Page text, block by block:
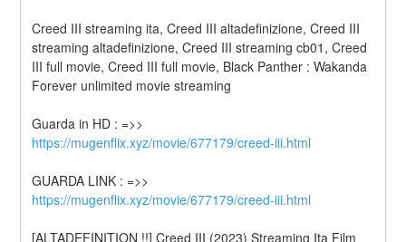
Creed III streaming ita, Creed III altadefinizione, Creed III
streaming altadefinizione, Creed III streaming cb01, Creed
III full movie, Creed III full movie, Black Panther : Wakanda
Forever unlimited movie streaming
https://mugenflix.xyz/movie/677179/creed-iii.html
https://mugenflix.xyz/movie/677179/creed-iii.html
[ALTADEFINITION !!] Creed III (2023) Streaming Ita Film